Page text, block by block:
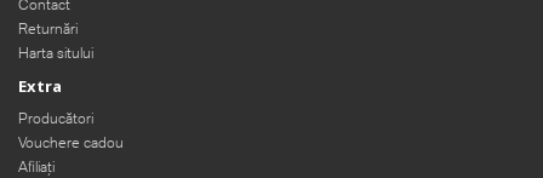
Contact
Returnări
Harta sitului
Extra
Producători
Vouchere cadou
Afiliaţi